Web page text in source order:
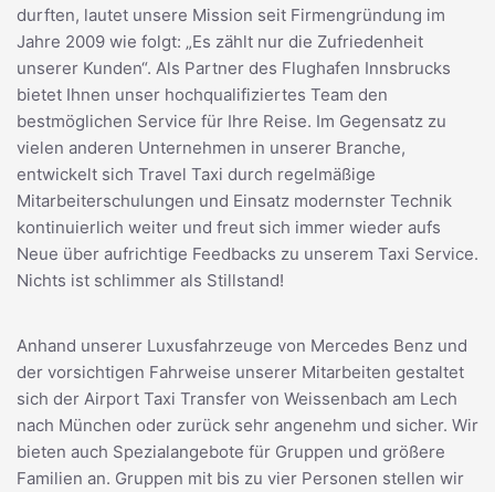
durften, lautet unsere Mission seit Firmengründung im
Jahre 2009 wie folgt: „Es zählt nur die Zufriedenheit
unserer Kunden“. Als Partner des Flughafen Innsbrucks
bietet Ihnen unser hochqualifiziertes Team den
bestmöglichen Service für Ihre Reise. Im Gegensatz zu
vielen anderen Unternehmen in unserer Branche,
entwickelt sich Travel Taxi durch regelmäßige
Mitarbeiterschulungen und Einsatz modernster Technik
kontinuierlich weiter und freut sich immer wieder aufs
Neue über aufrichtige Feedbacks zu unserem Taxi Service.
Nichts ist schlimmer als Stillstand!
Anhand unserer Luxusfahrzeuge von Mercedes Benz und
der vorsichtigen Fahrweise unserer Mitarbeiten gestaltet
sich der Airport Taxi Transfer von Weissenbach am Lech
nach München oder zurück sehr angenehm und sicher. Wir
bieten auch Spezialangebote für Gruppen und größere
Familien an. Gruppen mit bis zu vier Personen stellen wir